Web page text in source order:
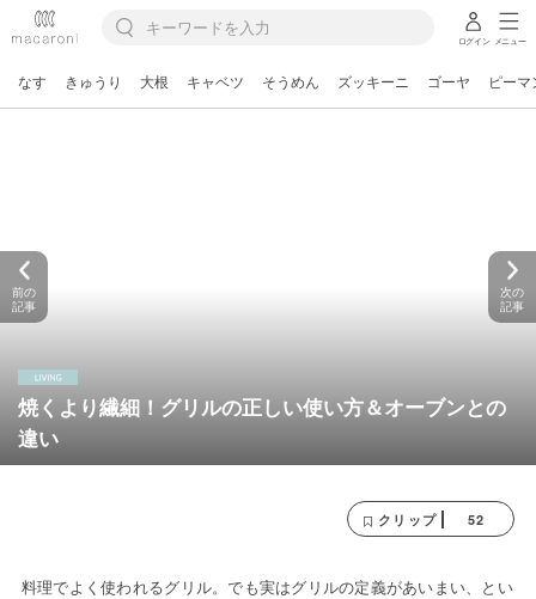
ログイン メニュー
なす きゅうり 大根 キャベツ そうめん ズッキーニ ゴーヤ ピーマ
焼くより繊細！グリルの正しい使い方＆オーブンとの
違い
前の
記事
次の
記事
クリップ 52
料理でよく使われるグリル。でも実はグリルの定義があいまい、とい